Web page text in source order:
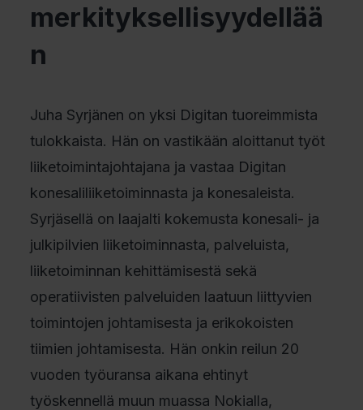
merkityksellisyydellää
n
Juha Syrjänen on yksi Digitan tuoreimmista
tulokkaista. Hän on vastikään aloittanut työt
liiketoimintajohtajana ja vastaa Digitan
konesaliliiketoiminnasta ja konesaleista.
Syrjäsellä on laajalti kokemusta konesali- ja
julkipilvien liiketoiminnasta, palveluista,
liiketoiminnan kehittämisestä sekä
operatiivisten palveluiden laatuun liittyvien
toimintojen johtamisesta ja erikokoisten
tiimien johtamisesta. Hän onkin reilun 20
vuoden työuransa aikana ehtinyt
työskennellä muun muassa Nokialla,